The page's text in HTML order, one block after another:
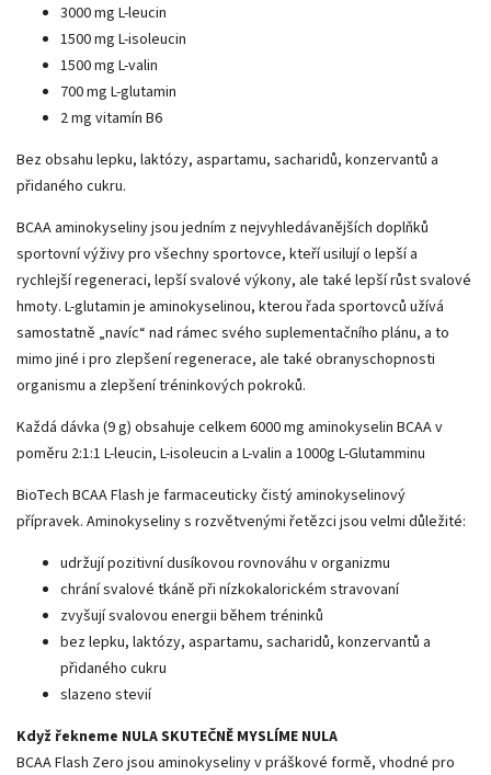
3000 mg L-leucin
1500 mg L-isoleucin
1500 mg L-valin
700 mg L-glutamin
2 mg vitamín B6
Bez obsahu lepku, laktózy, aspartamu, sacharidů, konzervantů a
přidaného cukru.
BCAA aminokyseliny jsou jedním z nejvyhledávanějších doplňků
sportovní výživy pro všechny sportovce, kteří usilují o lepší a
rychlejší regeneraci, lepší svalové výkony, ale také lepší růst svalové
hmoty. L-glutamin je aminokyselinou, kterou řada sportovců užívá
samostatně „navíc“ nad rámec svého suplementačního plánu, a to
mimo jiné i pro zlepšení regenerace, ale také obranyschopnosti
organismu a zlepšení tréninkových pokroků.
Každá dávka (9 g) obsahuje celkem 6000 mg aminokyselin BCAA v
poměru 2:1:1 L-leucin, L-isoleucin a L-valin a 1000g L-Glutamminu
BioTech BCAA Flash je farmaceuticky čistý aminokyselinový
přípravek. Aminokyseliny s rozvětvenými řetězci jsou velmi důležité:
udržují pozitivní dusíkovou rovnováhu v organizmu
chrání svalové tkáně při nízkokalorickém stravovaní
zvyšují svalovou energii během tréninků
bez lepku, laktózy, aspartamu, sacharidů, konzervantů a
přidaného cukru
slazeno stevií
Když řekneme NULA SKUTEČNĚ MYSLÍME NULA
BCAA Flash Zero jsou aminokyseliny v práškové formě, vhodné pro